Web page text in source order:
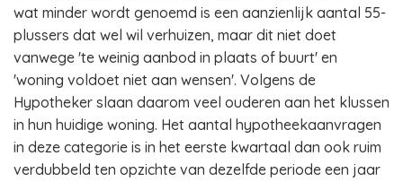
wat minder wordt genoemd is een aanzienlijk aantal 55-
plussers dat wel wil verhuizen, maar dit niet doet
vanwege 'te weinig aanbod in plaats of buurt' en
'woning voldoet niet aan wensen'. Volgens de
Hypotheker slaan daarom veel ouderen aan het klussen
in hun huidige woning. Het aantal hypotheekaanvragen
in deze categorie is in het eerste kwartaal dan ook ruim
verdubbeld ten opzichte van dezelfde periode een jaar